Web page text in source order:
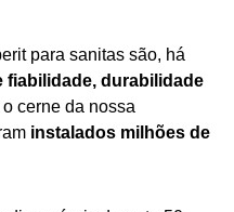
para sanitas são, há
fiabilidade, durabilidade
cerne da nossa
instalados milhões de